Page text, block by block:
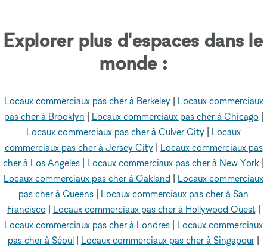
Explorer plus d'espaces dans le
monde :
Locaux commerciaux pas cher à Berkeley
Locaux commerciaux
pas cher à Brooklyn
Locaux commerciaux pas cher à Chicago|
Locaux commerciaux pas cher à Culver City
Locaux
commerciaux pas cher à Jersey City
Locaux commerciaux pas
cher à Los Angeles
Locaux commerciaux pas cher à New York
Locaux commerciaux pas cher à Oakland
Locaux commerciaux
pas cher à Queens
Locaux commerciaux pas cher à San
Francisco| Locaux commerciaux pas cher à Hollywood Ouest|
Locaux commerciaux pas cher à Londres
Locaux commerciaux
pas cher à Séoul
Locaux commerciaux pas cher à Singapour